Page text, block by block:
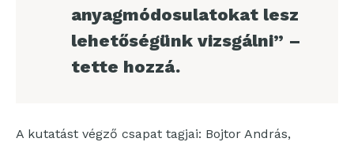
anyagmódosulatokat lesz
lehetőségünk vizsgálni” –
tette hozzá.
A kutatást végző csapat tagjai: Bojtor András,